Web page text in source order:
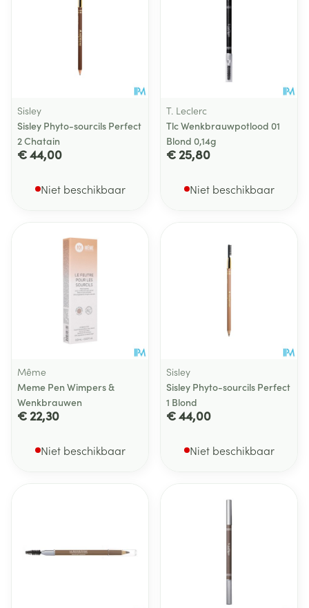
Sisley
Sisley Phyto-sourcils Perfect
2 Chatain
€ 44,00
Niet beschikbaar
T. Leclerc
Tlc Wenkbrauwpotlood 01
Blond 0,14g
€ 25,80
Niet beschikbaar
Même
Meme Pen Wimpers &
Wenkbrauwen
€ 22,30
Niet beschikbaar
Sisley
Sisley Phyto-sourcils Perfect
1 Blond
€ 44,00
Niet beschikbaar